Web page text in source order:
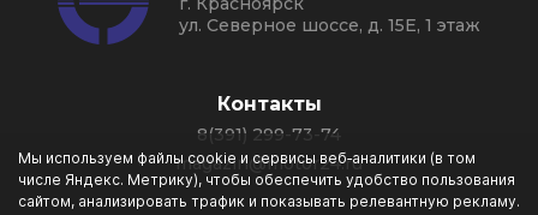
Мы используем файлы cookie и сервисы веб‑аналитики (в том
числе Яндекс. Метрику), чтобы обеспечить удобство пользования
сайтом, анализировать трафик и показывать релевантную рекламу.
ул. Северное шоссе, д. 15Е, 1 этаж
Контакты
8(391) 299-73-74
magazin@motor24.ru